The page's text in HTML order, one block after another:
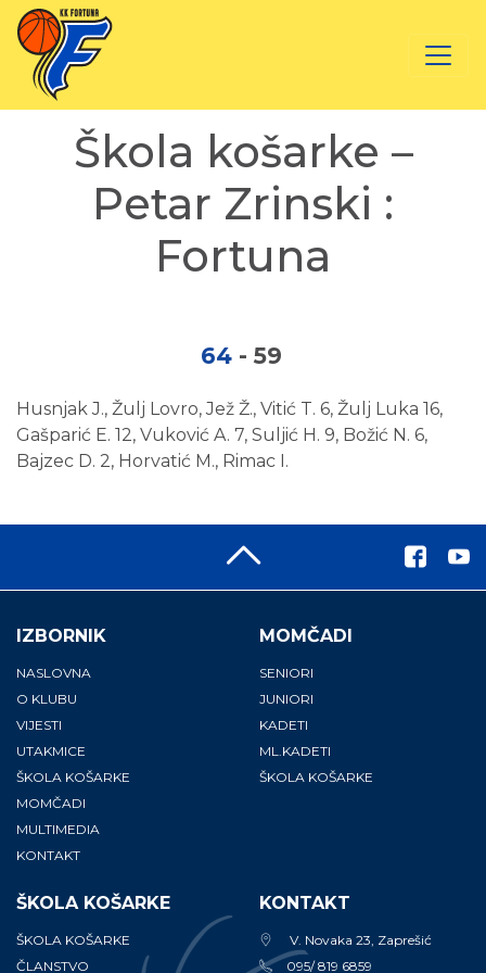
Škola košarke –
Petar Zrinski :
Fortuna
64 - 59
Husnjak J., Žulj Lovro, Jež Ž., Vitić T. 6, Žulj Luka 16,
Gašparić E. 12, Vuković A. 7, Suljić H. 9, Božić N. 6,
Bajzec D. 2, Horvatić M., Rimac I.
IZBORNIK
NASLOVNA
O KLUBU
VIJESTI
UTAKMICE
ŠKOLA KOŠARKE
MOMČADI
MULTIMEDIA
KONTAKT
MOMČADI
SENIORI
JUNIORI
KADETI
ML.KADETI
ŠKOLA KOŠARKE
ŠKOLA KOŠARKE
ŠKOLA KOŠARKE
ČLANSTVO
KONTAKT
V. Novaka 23, Zaprešić
095/ 819 6859